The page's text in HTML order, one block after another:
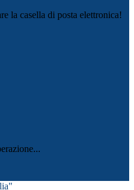
la casella di posta elettronica!